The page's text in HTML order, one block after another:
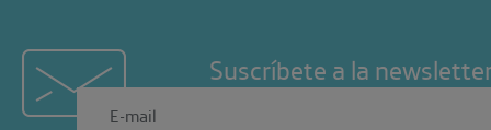
Suscríbete a la